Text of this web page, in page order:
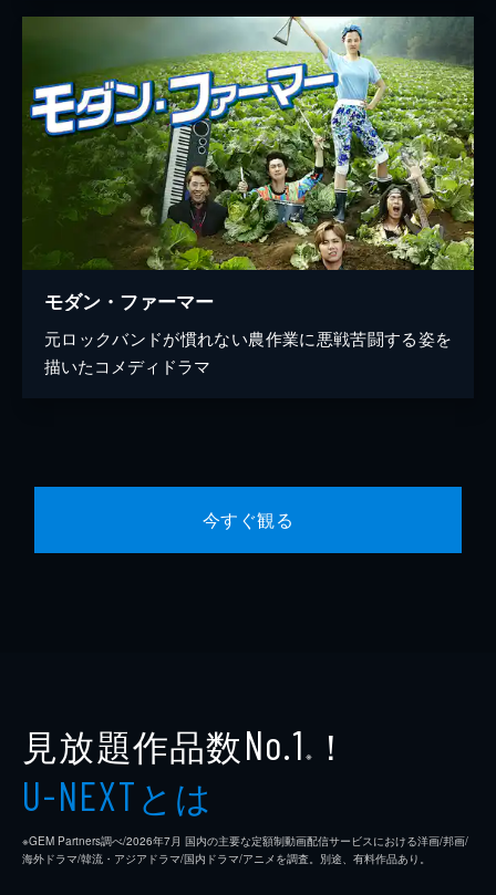
モダン・ファーマー
元ロックバンドが慣れない農作業に悪戦苦闘する姿を
描いたコメディドラマ
今すぐ観る
見放題作品数No.1 ※ ！
U-NEXTとは
※GEM Partners調べ/2026年7⽉ 国内の主要な定額制動画配信サービスにおける洋画/邦画/
海外ドラマ/韓流・アジアドラマ/国内ドラマ/アニメを調査。別途、有料作品あり。